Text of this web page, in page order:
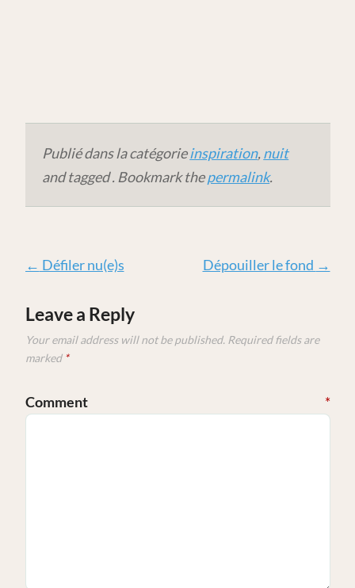
Publié dans la catégorieinspiration,nuit
and tagged . Bookmark thepermalink.
← Défiler nu(e)s Dépouiller le fond →
Leave a Reply
Your email address will not be published. Required fields are
marked *
Comment *